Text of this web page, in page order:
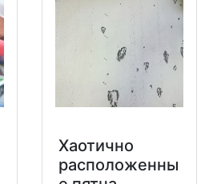
Хаотично
расположенны